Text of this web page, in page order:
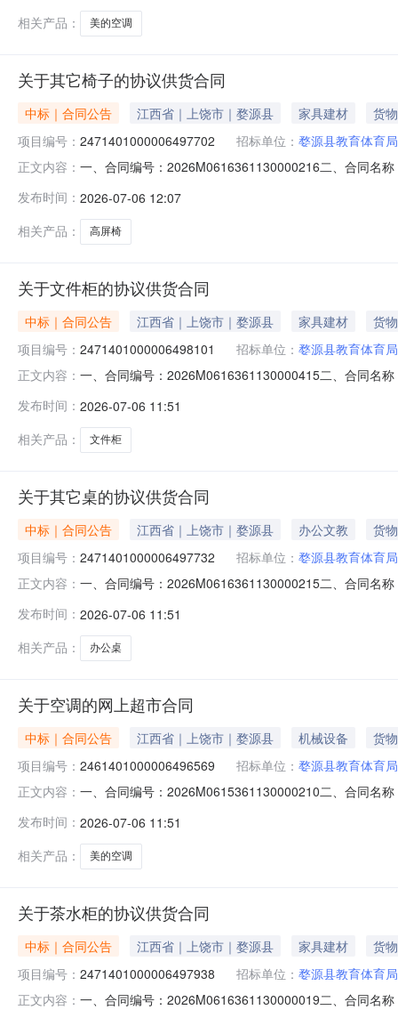
相关产品：
美的空调
关于其它椅子的协议供货合同
中标｜合同公告 江西省｜上饶市｜婺源县 家具建材
货物
项目编号： 2471401000006497702 招标单位： 婺源县教育体育局
正文内容： 一、合同编号：2026M0616361130000216二、合同名
道环城南路联系方式：13755332661六、合同主要信息
发布时间： 2026-07-06 12:07
相关产品：
高屏椅
关于文件柜的协议供货合同
中标｜合同公告 江西省｜上饶市｜婺源县 家具建材
货物
项目编号： 2471401000006498101 招标单位： 婺源县教育体育局
正文内容： 一、合同编号：2026M0616361130000415二、合同名
城南路联系方式：13755332661六、合同主要信息主要
发布时间： 2026-07-06 11:51
相关产品：
文件柜
关于其它桌的协议供货合同
中标｜合同公告 江西省｜上饶市｜婺源县 办公文教
货物
项目编号： 2471401000006497732 招标单位： 婺源县教育体育局
正文内容： 一、合同编号：2026M0616361130000215二、合同名
城南路联系方式：13755332661六、合同主要信息主要
发布时间： 2026-07-06 11:51
相关产品：
办公桌
关于空调的网上超市合同
中标｜合同公告 江西省｜上饶市｜婺源县 机械设备
货物
项目编号： 2461401000006496569 招标单位： 婺源县教育体育局
正文内容： 一、合同编号：2026M0615361130000210二、合同名
市婺源县紫阳镇天佑西路婺园商贸城正门联系方式：
发布时间： 2026-07-06 11:51
相关产品：
美的空调
关于茶水柜的协议供货合同
中标｜合同公告 江西省｜上饶市｜婺源县 家具建材
货物
项目编号： 2471401000006497938 招标单位： 婺源县教育体育局
正文内容： 一、合同编号：2026M0616361130000019二、合同名